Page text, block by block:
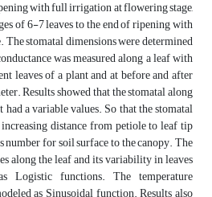
with full irrigation at flowering stage,
of 6-7 leaves to the end of ripening with
stomatal dimensions were determined
was measured along a leaf with
leaves of a plant and at before and after
Results showed that the stomatal along
a variable values. So that the stomatal
distance from petiole to leaf tip
number for soil surface to the canopy. The
along the leaf and its variability in leaves
Logistic functions. The temperature